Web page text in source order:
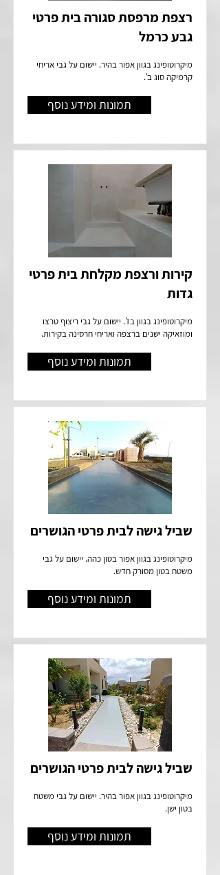
רצפת מרפסת סגורה בית פרטי
גבע כרמל
מיקרוטופינג בגוון אפור בהיר. יישום על גבי אריחי
קרמיקה סוג ב'.
תמונות ומידע נוסף
קירות ורצפת מקלחת בית פרטי
גדות
מיקרוטופינג בגוון בז'. יישום על גבי ריצוף טרצו
ומוזאיקה ישנים ברצפה ואריחי חרסינה בקירות.
תמונות ומידע נוסף
שביל גישה לבית פרטי הגושרים
מיקרוטופינג בגוון אפור בטון כהה. יישום על גבי
משטח בטון מסורק חדש.
תמונות ומידע נוסף
שביל גישה לבית פרטי הגושרים
מיקרוטופינג בגוון אפור בהיר. יישום על גבי משטח
בטון ישן.
תמונות ומידע נוסף